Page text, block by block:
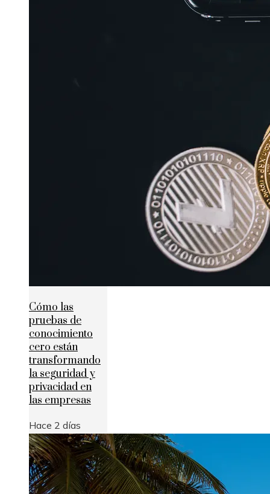
Cómo las
pruebas de
conocimiento
cero están
transformando
la seguridad y
privacidad en
las empresas
Hace 2 días